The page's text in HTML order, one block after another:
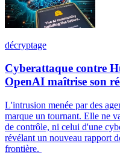
décryptage
Cyberattaque contre
OpenAI maîtrise son
L'intrusion menée par des
marque un tournant. Elle ne
de contrôle, ni celui d'une
révélant un nouveau rapport
frontière.